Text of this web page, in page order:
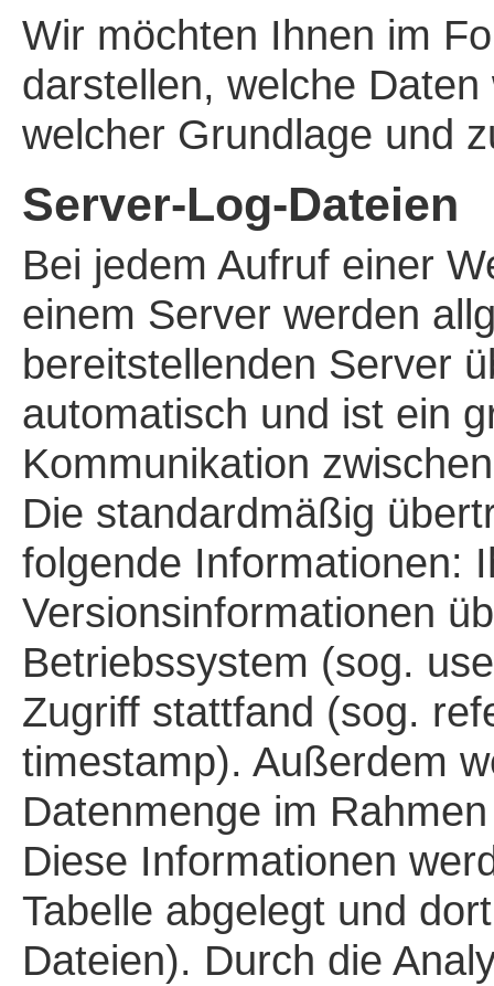
Wir möchten Ihnen im
darstellen, welche
welcher Grundlage und
Server-Log-Dateien
Bei jedem Aufruf einer
einem Server werden
bereitstellenden Server
automatisch und ist ein
Kommunikation
Die standardmäßig
folgende Informationen:
Versionsinformationen
Betriebssystem (sog.
Zugriff stattfand (sog.
timestamp). Außerdem
Datenmenge im
Diese Informationen
Tabelle abgelegt und
Dateien). Durch die